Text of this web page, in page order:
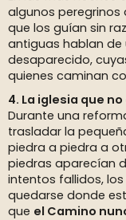
algunos
que los guían sin
antiguas hablan
desaparecido,
quienes caminan
4. La iglesia que
Durante una
trasladar la
piedra a piedra a
piedras aparecían
intentos fallidos,
quedarse donde
que el Camino